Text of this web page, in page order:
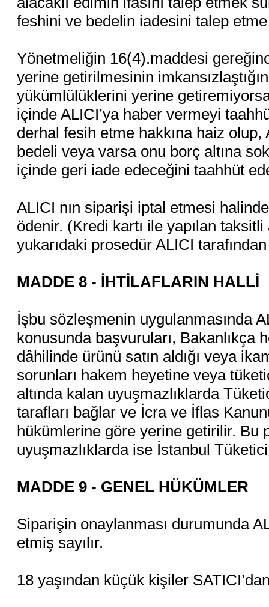
feshini ve bedelin iadesini talep
Yönetmeliğin 16(4).maddesi
yerine getirilmesinin
yükümlülüklerini yerine
içinde ALICI’ya haber vermeyi
derhal fesih etme hakkına haiz
bedeli veya varsa onu borç altına
içinde geri iade edeceğini taahhüt
ALICI nın siparişi iptal etmesi
ödenir. (Kredi kartı ile yapılan
yukarıdaki prosedür ALICI
MADDE 8 - İHTİLAFLARIN HALLİ
İşbu sözleşmenin uygulanmasında
konusunda başvuruları, Bakanlıkça
dâhilinde ürünü satın aldığı veya
sorunları hakem heyetine veya
altında kalan uyuşmazlıklarda
tarafları bağlar ve İcra ve İflas
hükümlerine göre yerine getirilir. Bu
uyuşmazlıklarda ise İstanbul
MADDE 9 - GENEL HÜKÜMLER
Siparişin onaylanması durumunda
etmiş sayılır.
18 yaşından küçük kişiler